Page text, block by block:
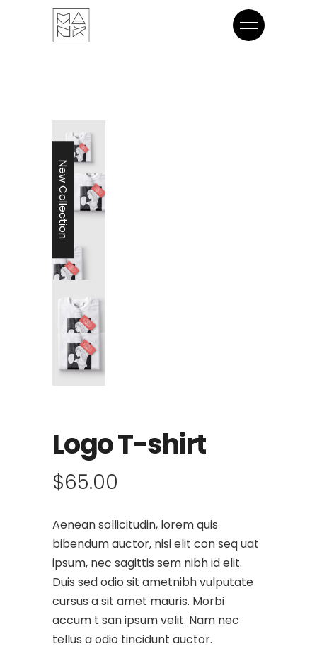
New Collection
Logo T-shirt
$65.00
Aenean sollicitudin, lorem quis
bibendum auctor, nisi elit con seq uat
ipsum, nec sagittis sem nibh id elit.
Duis sed odio sit ametnibh vulputate
cursus a sit amet mauris. Morbi
accum t san ipsum velit. Nam nec
tellus a odio tincidunt auctor.